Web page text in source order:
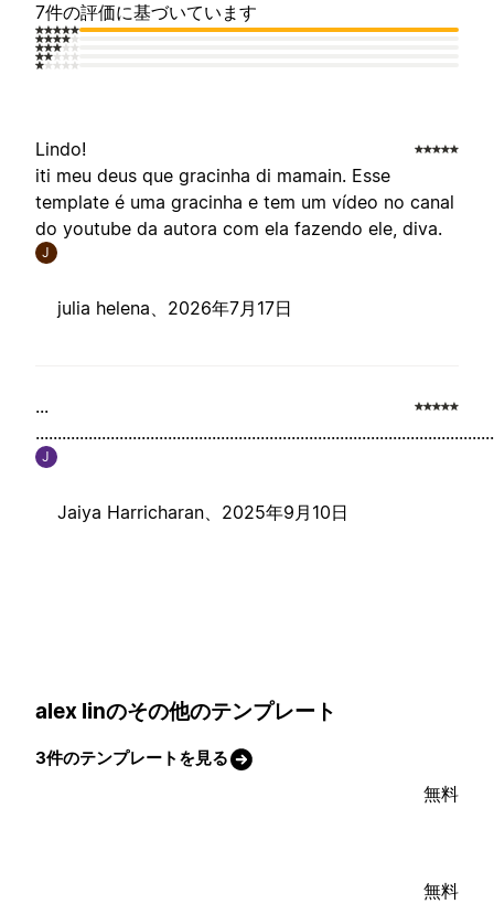
7件の評価に基づいています
Lindo!
iti meu deus que gracinha di mamain. Esse
template é uma gracinha e tem um vídeo no canal
do youtube da autora com ela fazendo ele, diva.
J
julia helena、 2026年7月17日
...
J
Jaiya Harricharan、 2025年9月10日
alex linのその他のテンプレート
3件のテンプレートを見る
無料
無料